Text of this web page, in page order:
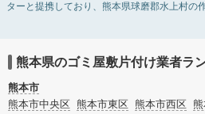
ターと提携しており、熊本県球磨郡水上村の
を掲載しています。汚部屋の片付けに伴う不
など絞り込み条件を利用し検索してみましょ
齢で体力的に掃除するのが難しい、認知症や
精神的なストレスなど様々な原因があります。
またお役立ち情報も豊富なので、部屋を埋め
方法についてもチェックしてみてください。
熊本県のゴミ屋敷片付け業者ラ
熊本市
熊本市中央区
熊本市東区 熊本市西区